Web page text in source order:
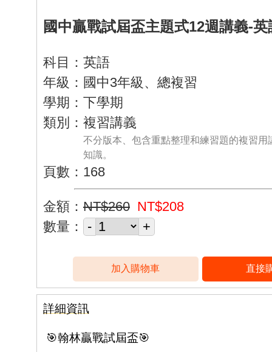
國中贏戰試屆盃主題式12週講義-英
科目：英語
年級：國中3年級、總複習
學期：下學期
類別：複習講義
不分版本、包含重點整理和練習題的複習用
知識。
頁數：168
金額： NT$260 NT$208
數量：
詳細資訊
🎯翰林贏戰試屆盃🎯